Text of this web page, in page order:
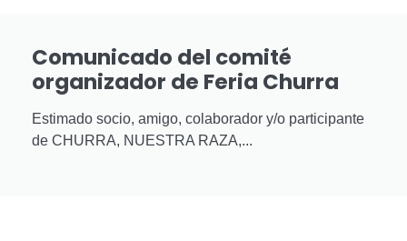
Comunicado del comité
organizador de Feria Churra
Estimado socio, amigo, colaborador y/o participante
de CHURRA, NUESTRA RAZA,...